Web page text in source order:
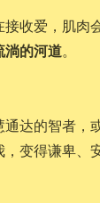
收爱，肌肉
淌的河道。
达的智者，
变得谦卑、